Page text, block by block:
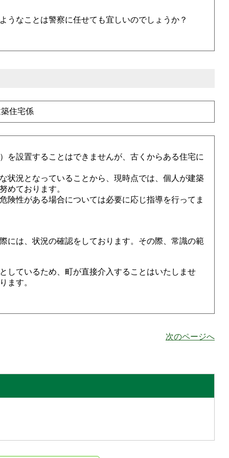
うなことは警察に任せても宜しいのでしょうか？
住宅係
設置することはできませんが、古くからある住宅に
状況となっていることから、現時点では、個人が建築
めております。
性がある場合については必要に応じ指導を行ってま
は、状況の確認をしております。その際、常識の範
しているため、町が直接介入することはいたしませ
ます。
次のページへ